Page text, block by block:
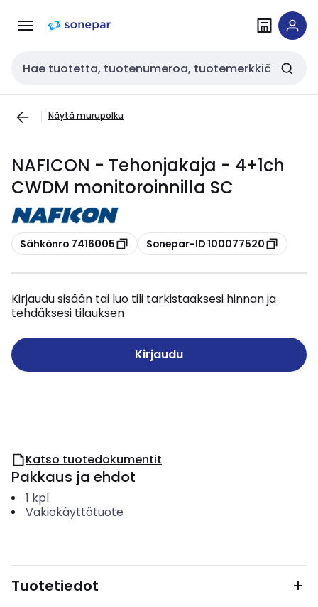
navigointiinsisältöön
Haku
Näytä murupolku
NAFICON - Tehonjakaja - 4+1ch
CWDM monitoroinnilla SC
Kopioi
Sähkönro 7416005 Kopioi
Sonepar-ID 100077520
Kirjaudu sisään tai luo tili tarkistaaksesi hinnan ja
tehdäksesi tilauksen
Kirjaudu
Katso tuotedokumentit
Pakkaus ja ehdot
1 kpl
Vakiokäyttötuote
Tuotetiedot